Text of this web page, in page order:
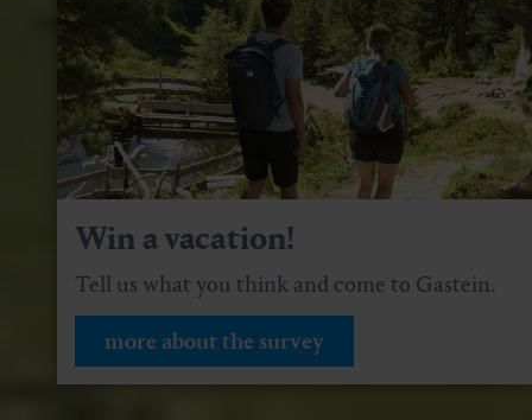
Win a vacation!
Tell us what you think and come to Gastein.
more about the survey